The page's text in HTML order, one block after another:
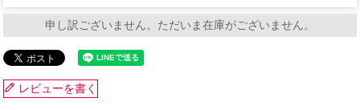
申し訳ございません。ただいま在庫がございません。
レビューを書く